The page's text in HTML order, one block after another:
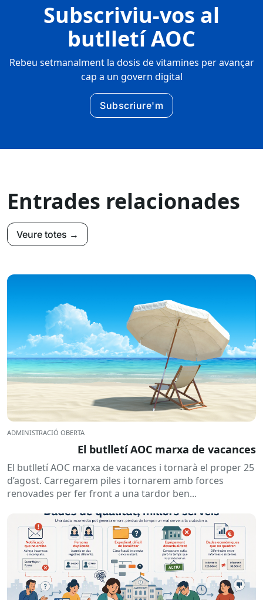
Subscriviu-vos al
butlletí AOC
Rebeu setmanalment la dosis de vitamines per avançar
cap a un govern digital
Subscriure'm
Entrades relacionades
Veure totes →
ADMINISTRACIÓ OBERTA
El butlletí AOC marxa de vacances
El butlletí AOC marxa de vacances i tornarà el proper 25
d’agost. Carregarem piles i tornarem amb forces
renovades per fer front a una tardor ben...